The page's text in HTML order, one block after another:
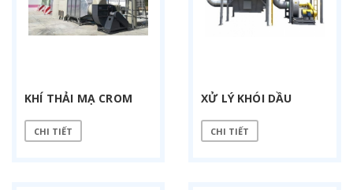
KHÍ THẢI MẠ CROM
CHI TIẾT
XỬ LÝ KHÓI DẦU
CHI TIẾT